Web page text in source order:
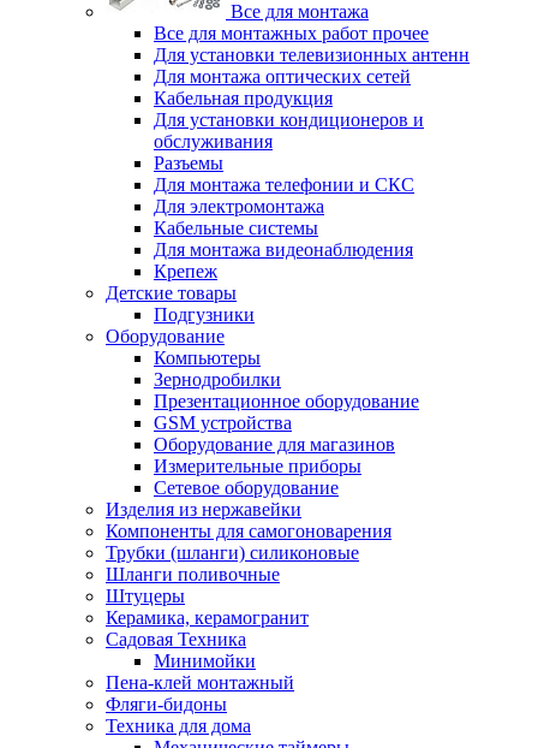
Все для монтажа
Все для монтажных работ прочее
Для установки телевизионных антенн
Для монтажа оптических сетей
Кабельная продукция
Для установки кондиционеров и
обслуживания
Разъемы
Для монтажа телефонии и СКС
Для электромонтажа
Кабельные системы
Для монтажа видеонаблюдения
Крепеж
Детские товары
Подгузники
Оборудование
Компьютеры
Зернодробилки
Презентационное оборудование
GSM устройства
Оборудование для магазинов
Измерительные приборы
Сетевое оборудование
Изделия из нержавейки
Компоненты для самогоноварения
Трубки (шланги) силиконовые
Шланги поливочные
Штуцеры
Керамика, керамогранит
Садовая Техника
Минимойки
Пена-клей монтажный
Фляги-бидоны
Техника для дома